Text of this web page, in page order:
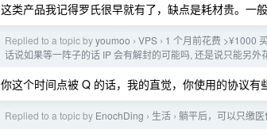
这类产品我记得罗氏很早就有了，缺点是耗材贵。一般
Replied to a topic byyoumoo › VPS › 1 个月前花费 >¥1000
话说如果等一阵子的话 IP 会有解封的可能吗, 还是说只能另
你这个时间点被 Q 的话，我的直觉，你使用的协议有
Replied to a topic by EnochDing › 生活 › 躺平后，可以只缴医